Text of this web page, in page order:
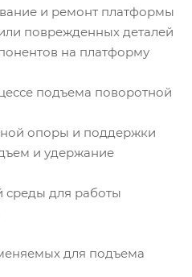
и ремонт платформы
поврежденных деталей
на платформу
подъема поворотной
опоры и поддержки
и удержание
среды для работы
для подъема